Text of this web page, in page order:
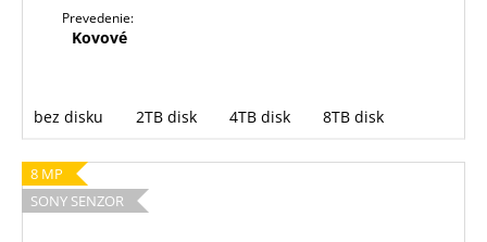
Prevedenie:
Kovové
bez disku 2TB disk 4TB disk 8TB disk
8 MP
SONY SENZOR